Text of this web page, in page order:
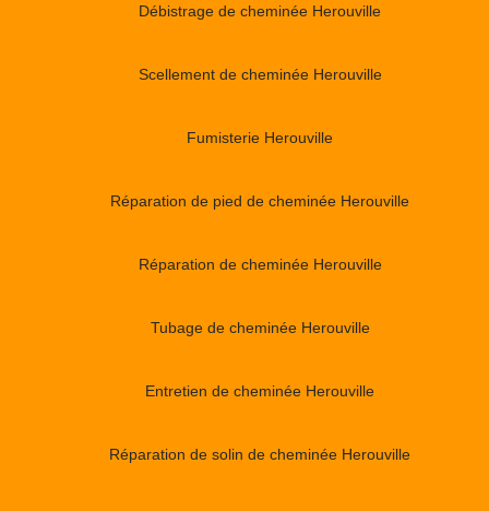
Débistrage de cheminée Herouville
Scellement de cheminée Herouville
Fumisterie Herouville
Réparation de pied de cheminée Herouville
Réparation de cheminée Herouville
Tubage de cheminée Herouville
Entretien de cheminée Herouville
Réparation de solin de cheminée Herouville